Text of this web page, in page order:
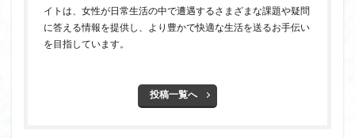
イトは、女性が日常生活の中で遭遇するさまざまな課題や疑問
に答える情報を提供し、より豊かで快適な生活を送るお手伝い
を目指しています。
投稿一覧へ